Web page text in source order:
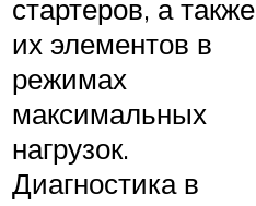
стартеров, а также
их элементов в
режимах
максимальных
нагрузок.
Диагностика в